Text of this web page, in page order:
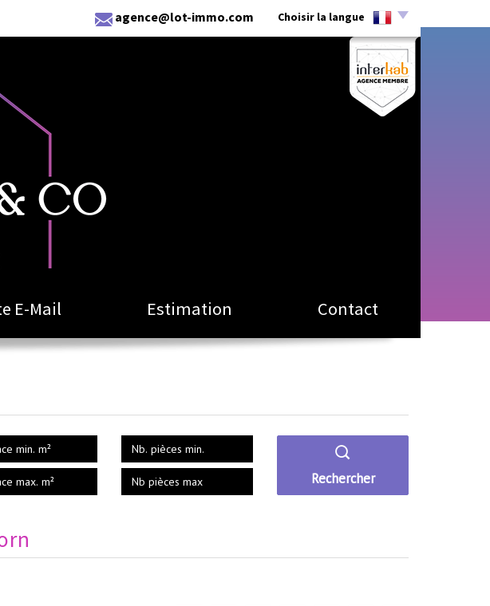
agence@lot-immo.com Choisir la langue
E-Mail Estimation Contact
Rechercher